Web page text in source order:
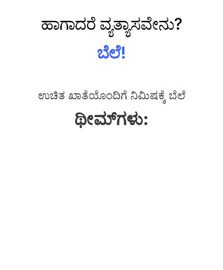
ಹಾಗಾದರೆ ವ್ಯತ್ಯಾಸವೇನು?
ಬೆಲೆ!
ಉಚಿತ ಖಾತೆಯೊಂದಿಗೆ ನಿಮಿಷಕ್ಕೆ ಬೆಲೆ
ಥೀಮ್‌ಗಳು: